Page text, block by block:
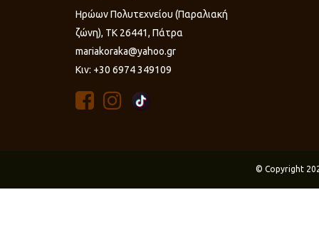
Ηρώων Πολυτεχνείου (Παραλιακή
ζώνη), ΤΚ 26441, Πάτρα
mariakoraka@yahoo.gr
Κιν: +30 6974 349109
© Copyright